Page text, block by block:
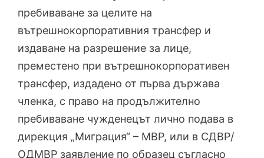
пребиваване за целите на
вътрешнокорпоративния трансфер и
издаване на разрешение за лице,
преместено при вътрешнокорпоративен
трансфер, издадено от първа държава
членка, с право на продължително
пребиваване чужденецът лично подава в
дирекция „Миграция“ – МВР, или в СДВР/
ОДМВР заявление по образец съгласно